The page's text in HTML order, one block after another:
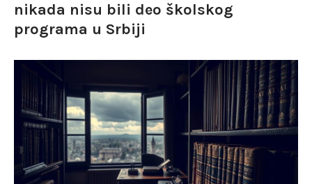
nikada nisu bili deo školskog
programa u Srbiji